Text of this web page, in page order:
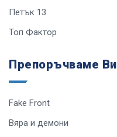
Петък 13
Топ Фактор
Препоръчваме Ви
Fake Front
Вяра и демони